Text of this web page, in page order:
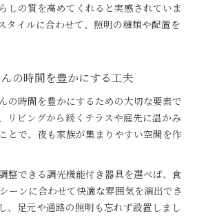
しの質を高めてくれると実感されていま
タイルに合わせて、照明の種類や配置を
の時間を豊かにする工夫
の時間を豊かにするための大切な要素で
リビングから続くテラスや庭先に温かみ
とで、夜も家族が集まりやすい空間を作
整できる調光機能付き器具を選べば、食
ーンに合わせて快適な雰囲気を演出でき
、足元や通路の照明も忘れず設置しまし